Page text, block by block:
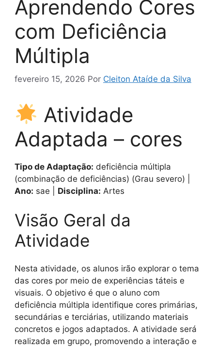
Aprendendo Cores
com Deficiência
Múltipla
fevereiro 15, 2026 Por Cleiton Ataíde da Silva
Atividade
Adaptada – cores
Tipo de Adaptação: deficiência múltipla
(combinação de deficiências) (Grau severo) |
Ano: sae | Disciplina: Artes
Visão Geral da
Atividade
Nesta atividade, os alunos irão explorar o tema
das cores por meio de experiências táteis e
visuais. O objetivo é que o aluno com
deficiência múltipla identifique cores primárias,
secundárias e terciárias, utilizando materiais
concretos e jogos adaptados. A atividade será
realizada em grupo, promovendo a interação e